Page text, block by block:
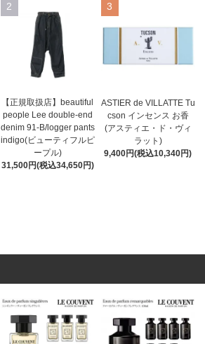
2
【正規取扱店】beautiful
people Lee double-end
denim 91-B/logger pants
indigo(ビューティフルピ
ープル)
31,500円(税込34,650円)
3
ASTIER de VILLATTE Tu
cson インセンス お香
(アスティエ・ド・ヴィ
ラット)
9,400円(税込10,340円)